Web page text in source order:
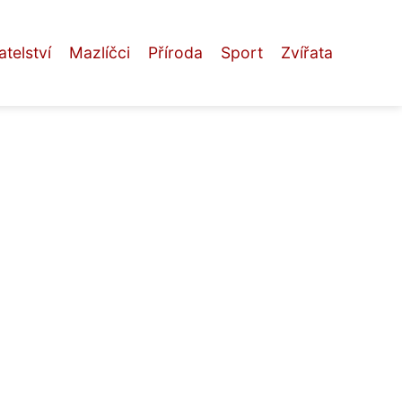
Mazlíčci Příroda Sport Zvířata